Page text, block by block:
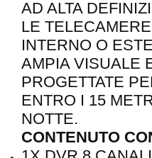
AD ALTA
LE
INTERNO O
AMPIA VISUALE
PROGETTATE
ENTRO I 15
NOTTE.
CONTENUTO